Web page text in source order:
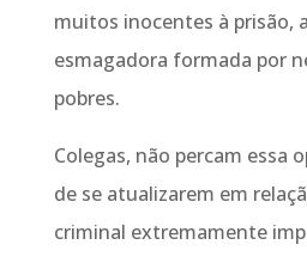
muitos inocentes à prisão,
esmagadora formada por
pobres.
Colegas, não percam essa
de se atualizarem em
criminal extremamente